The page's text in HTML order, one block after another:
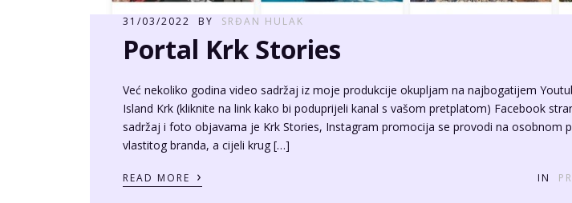
31/03/2022 BY SRĐAN HULAK
Portal Krk Stories
Već nekoliko godina video sadržaj iz moje produkcije okupljam na najbogatijem
Island Krk (kliknite na link kako bi poduprijeli kanal s vašom pretplatom) Facebook
sadržaj i foto objavama je Krk Stories, Instagram promocija se provodi na osobnom
vlastitog branda, a cijeli krug […]
READ MORE › IN